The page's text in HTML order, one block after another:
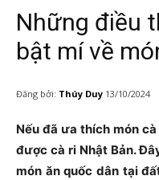
Những điều
bật mí về
Đăng bởi: Thúy Duy 13/10/2024
Nếu đã ưa thích món
được cà ri Nhật Bản.
món ăn quốc dân tại